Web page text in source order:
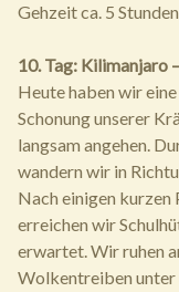
Gehzeit ca. 5
10. Tag: Kilimanjaro
Heute haben wir
Schonung unserer
langsam angehen.
wandern wir in
Nach einigen kurzen
erreichen wir
erwartet. Wir ruhen
Wolkentreiben unter